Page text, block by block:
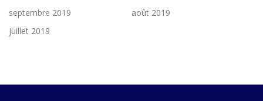
septembre 2019
août 2019
juillet 2019